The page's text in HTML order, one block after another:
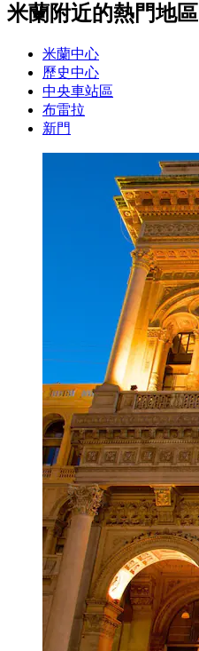
米蘭附近的熱門地區
米蘭中心
歷史中心
中央車站區
布雷拉
新門